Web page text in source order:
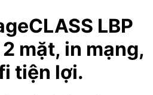
LBP
mặt, in mạng,
tiện lợi.